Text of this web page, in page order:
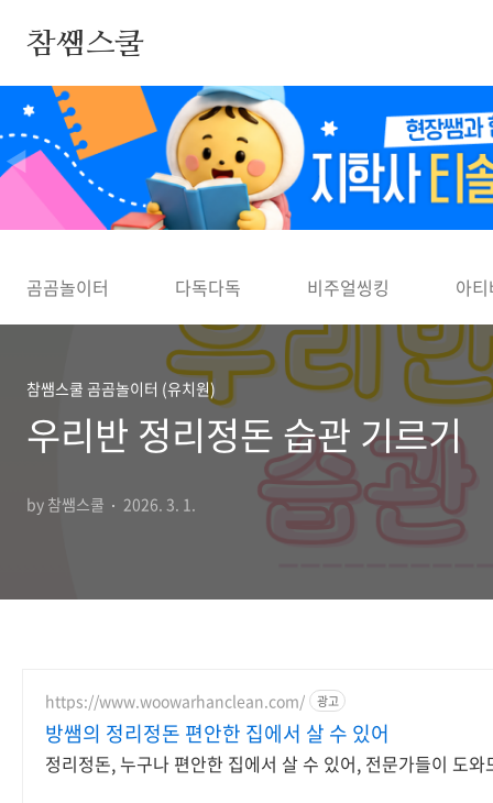
참쌤스쿨
◀
곰곰놀이터 다독다독 비주얼씽킹 아
참쌤스쿨 곰곰놀이터 (유치원)
우리반 정리정돈 습관 기르기
by 참쌤스쿨 2026. 3. 1.
https://www.woowarhanclean.com/ 광고
방쌤의 정리정돈 편안한 집에서 살 수 있어
정리정돈, 누구나 편안한 집에서 살 수 있어, 전문가들이 도와